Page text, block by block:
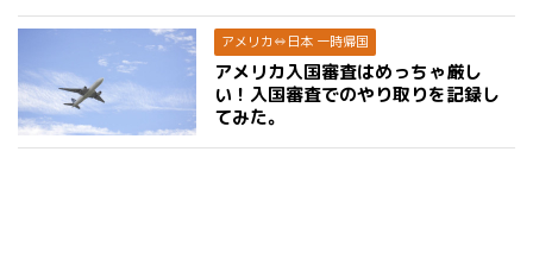
アメリカ⇔日本 一時帰国
アメリカ入国審査はめっちゃ厳し
い！入国審査でのやり取りを記録し
てみた。